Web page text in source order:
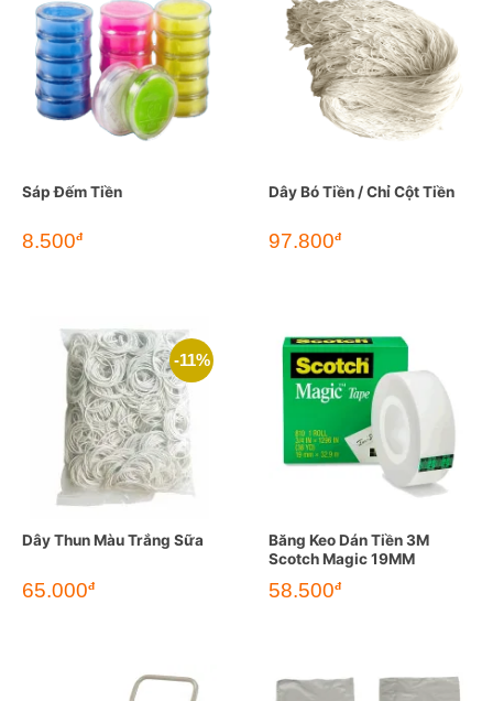
Sáp Đếm Tiền
8.500đ
Dây Bó Tiền / Chỉ Cột Tiền
97.800đ
-11%
Dây Thun Màu Trắng Sữa
Giá
gốc
65.000đGiá
Băng Keo Dán Tiền 3M
Scotch Magic 19MM
58.500đ